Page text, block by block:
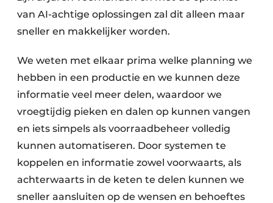
van AI-achtige oplossingen zal dit alleen maar
sneller en makkelijker worden.
We weten met elkaar prima welke planning we
hebben in een productie en we kunnen deze
informatie veel meer delen, waardoor we
vroegtijdig pieken en dalen op kunnen vangen
en iets simpels als voorraadbeheer volledig
kunnen automatiseren. Door systemen te
koppelen en informatie zowel voorwaarts, als
achterwaarts in de keten te delen kunnen we
sneller aansluiten op de wensen en behoeftes